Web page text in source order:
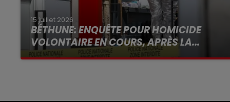
15 juillet 2026
BÉTHUNE: ENQUÊTE POUR HOMICIDE
VOLONTAIRE EN COURS, APRÈS LA...
Selon les premiers éléments, le logement